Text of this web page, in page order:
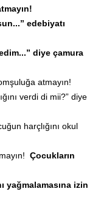
edebiyatı
diye çamura
atmayın!
verdi di mii?” diye
harçlığını okul
Çocukların
yağmalamasına izin